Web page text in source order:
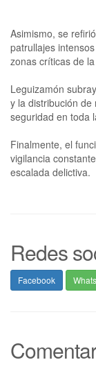
Asimismo, se
patrullajes
zonas críticas de
Leguizamón
y la distribución
seguridad en toda
Finalmente, el
vigilancia
escalada delictiva.
Redes
Facebook